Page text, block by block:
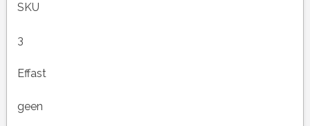
SKU
3
Effast
geen